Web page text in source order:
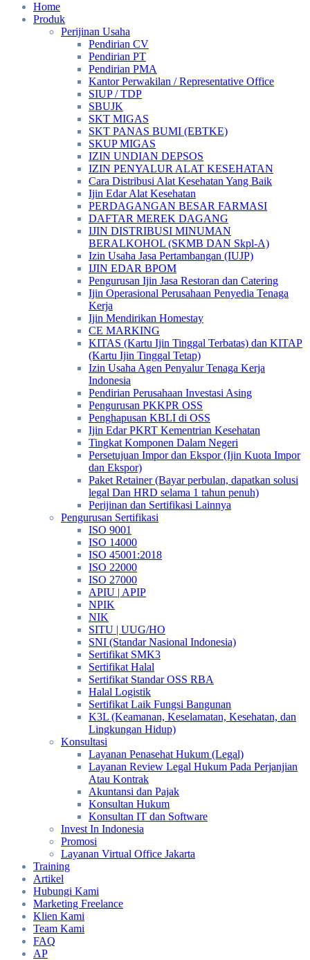
Home
Produk
Perijinan Usaha
Pendirian CV
Pendirian PT
Pendirian PMA
Kantor Perwakilan / Representative Office
SIUP / TDP
SBUJK
SKT MIGAS
SKT PANAS BUMI (EBTKE)
SKUP MIGAS
IZIN UNDIAN DEPSOS
IZIN PENYALUR ALAT KESEHATAN
Cara Distribusi Alat Kesehatan Yang Baik
Ijin Edar Alat Kesehatan
PERDAGANGAN BESAR FARMASI
DAFTAR MEREK DAGANG
IJIN DISTRIBUSI MINUMAN
BERALKOHOL (SKMB DAN Skpl-A)
Izin Usaha Jasa Pertambangan (IUJP)
IJIN EDAR BPOM
Pengurusan Ijin Jasa Restoran dan Catering
Ijin Operasional Perusahaan Penyedia Tenaga
Kerja
Ijin Mendirikan Homestay
CE MARKING
KITAS (Kartu Ijin Tinggal Terbatas) dan KITAP
(Kartu Ijin Tinggal Tetap)
Izin Usaha Agen Penyalur Tenaga Kerja
Indonesia
Pendirian Perusahaan Investasi Asing
Pengurusan PKKPR OSS
Penghapusan KBLI di OSS
Ijin Edar PKRT Kementrian Kesehatan
Tingkat Komponen Dalam Negeri
Persetujuan Impor dan Ekspor (Ijin Kuota Impor
dan Ekspor)
Paket Retainer (Bayar perbulan, dapatkan solusi
legal Dan HRD selama 1 tahun penuh)
Perijinan dan Sertifikasi Lainnya
Pengurusan Sertifikasi
ISO 9001
ISO 14000
ISO 45001:2018
ISO 22000
ISO 27000
APIU | APIP
NPIK
NIK
SITU | UUG/HO
SNI (Standar Nasional Indonesia)
Sertifikat SMK3
Sertifikat Halal
Sertifikat Standar OSS RBA
Halal Logistik
Sertifikat Laik Fungsi Bangunan
K3L (Keamanan, Keselamatan, Kesehatan, dan
Lingkungan Hidup)
Konsultasi
Layanan Penasehat Hukum (Legal)
Layanan Review Legal Hukum Pada Perjanjian
Atau Kontrak
Akuntansi dan Pajak
Konsultan Hukum
Konsultan IT dan Software
Invest In Indonesia
Promosi
Layanan Virtual Office Jakarta
Training
Artikel
Hubungi Kami
Marketing Freelance
Klien Kami
Team Kami
FAQ
AP